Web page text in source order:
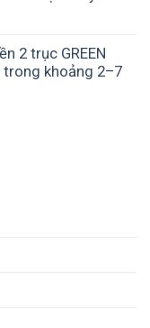
2 trục GREEN
trong khoảng 2–7